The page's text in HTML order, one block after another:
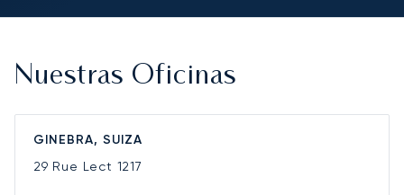
Nuestras Oficinas
GINEBRA, SUIZA
29 Rue Lect 1217